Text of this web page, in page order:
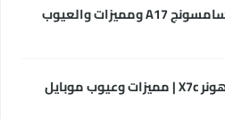
سعر ومواصفات سامسونج A17 ومميزات والعيوب
سعر ومواصفات هونر X7c | مميزات وعيوب موبايل